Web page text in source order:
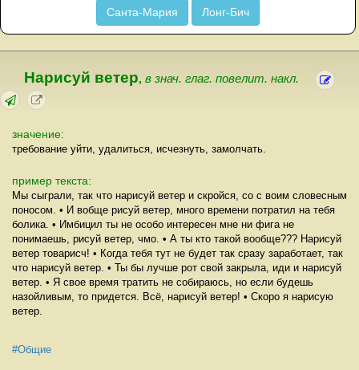
Санта-Мария Лонг-Бич
Нарисуй ветер, в знач. глаг. повелит. накл.
значение:
требование уйти, удалиться, исчезнуть, замолчать.
пример текста:
Мы сыграли, так что нарисуй ветер и скройся, со с воим словесным
поносом. • И вобще рисуй ветер, много времени потратил на тебя
болика. • Имбицил ты не особо интересен мне ни фига не
понимаешь, рисуй ветер, чмо. • А ты кто такой вообще??? Нарисуй
ветер товарисч! • Когда тебя тут не будет так сразу заработает, так
что нарисуй ветер. • Ты бы лучше рот свой закрыла, иди и нарисуй
ветер. • Я свое время тратить не собираюсь, но если будешь
назойливым, то придется. Всё, нарисуй ветер! • Скоро я нарисую
ветер.
#Общие